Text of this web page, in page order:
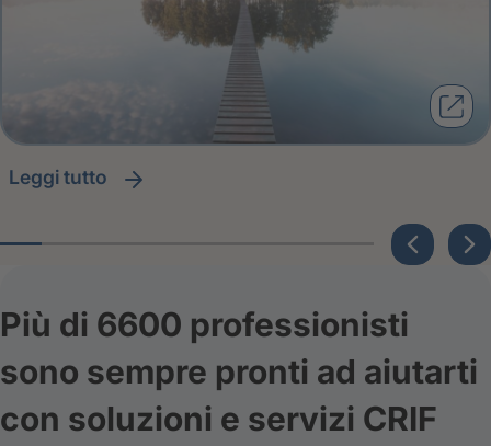
leggi tutto
Più di 6600 professionisti
sono sempre pronti ad aiutarti
con soluzioni e servizi CRIF